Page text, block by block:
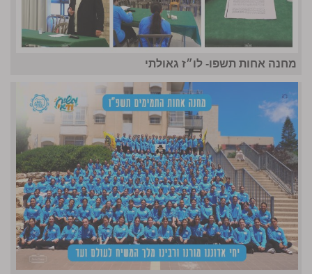
מחנה אחות תשפו- לו״ז גאולתי